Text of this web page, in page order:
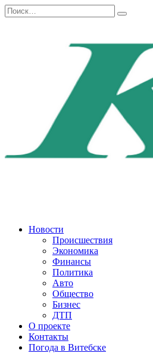
Перейти
к
Search
for:
Новости
Происшествия
Экономика
Финансы
Политика
Авто
Общество
Бизнес
ДТП
О проекте
Контакты
Погода в Витебске